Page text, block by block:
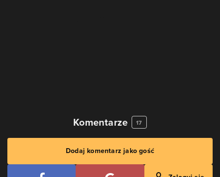
Komentarze 17
Dodaj komentarz jako gość